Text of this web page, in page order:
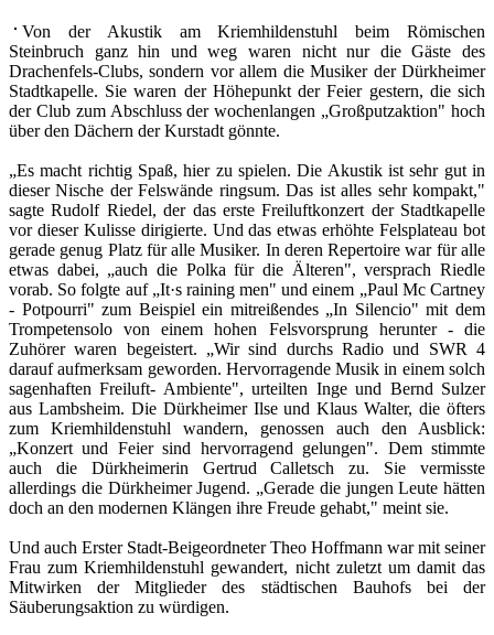
Von der Akustik am Kriemhildenstuhl beim Römischen
Steinbruch ganz hin und weg waren nicht nur die Gäste des
Drachenfels-Clubs, sondern vor allem die Musiker der Dürkheimer
Stadtkapelle. Sie waren der Höhepunkt der Feier gestern, die sich
der Club zum Abschluss der wochenlangen „Großputzaktion" hoch
über den Dächern der Kurstadt gönnte.
„Es macht richtig Spaß, hier zu spielen. Die Akustik ist sehr gut in
dieser Nische der Felswände ringsum. Das ist alles sehr kompakt,"
sagte Rudolf Riedel, der das erste Freiluftkonzert der Stadtkapelle
vor dieser Kulisse dirigierte. Und das etwas erhöhte Felsplateau bot
gerade genug Platz für alle Musiker. In deren Repertoire war für alle
etwas dabei, „auch die Polka für die Älteren", versprach Riedle
vorab. So folgte auf „It·s raining men" und einem „Paul Mc Cartney
- Potpourri" zum Beispiel ein mitreißendes „In Silencio" mit dem
Trompetensolo von einem hohen Felsvorsprung herunter - die
Zuhörer waren begeistert. „Wir sind durchs Radio und SWR 4
darauf aufmerksam geworden. Hervorragende Musik in einem solch
sagenhaften Freiluft- Ambiente", urteilten Inge und Bernd Sulzer
aus Lambsheim. Die Dürkheimer Ilse und Klaus Walter, die öfters
zum Kriemhildenstuhl wandern, genossen auch den Ausblick:
„Konzert und Feier sind hervorragend gelungen". Dem stimmte
auch die Dürkheimerin Gertrud Calletsch zu. Sie vermisste
allerdings die Dürkheimer Jugend. „Gerade die jungen Leute hätten
doch an den modernen Klängen ihre Freude gehabt," meint sie.
Und auch Erster Stadt-Beigeordneter Theo Hoffmann war mit seiner
Frau zum Kriemhildenstuhl gewandert, nicht zuletzt um damit das
Mitwirken der Mitglieder des städtischen Bauhofs bei der
Säuberungsaktion zu würdigen.